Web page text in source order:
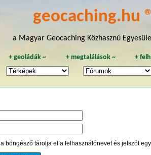
geocaching.hu ®
a Magyar Geocaching Közhasznú
+geoládák ~ + megtalálások~ +
a böngésző tárolja el a felhasználónevet és jelszót